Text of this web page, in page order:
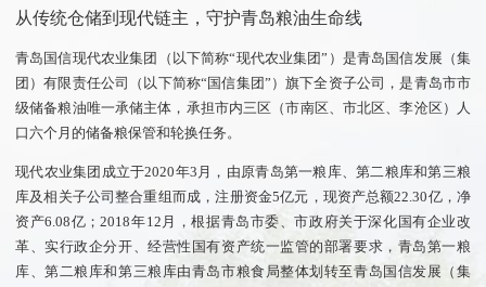
从传统仓储到现代链主，守护青岛粮油生命线
青岛国信现代农业集团（以下简称“现代农业集团”）是青岛国信发展（集
团）有限责任公司（以下简称“国信集团”）旗下全资子公司，是青岛市市
级储备粮油唯一承储主体，承担市内三区（市南区、市北区、李沧区）人
口六个月的储备粮保管和轮换任务。
现代农业集团成立于2020年3月，由原青岛第一粮库、第二粮库和第三粮
库及相关子公司整合重组而成，注册资金5亿元，现资产总额22.30亿，净
资产6.08亿；2018年12月，根据青岛市委、市政府关于深化国有企业改
革、实行政企分开、经营性国有资产统一监管的部署要求，青岛第一粮
库、第二粮库和第三粮库由青岛市粮食局整体划转至青岛国信发展（集